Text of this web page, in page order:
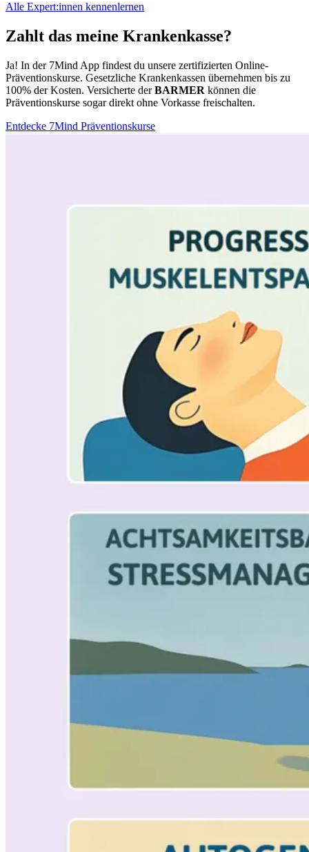
Alle Expert:innen kennenlernen
Zahlt das meine Krankenkasse?
Ja! In der 7Mind App findest du unsere zertifizierten Online-
Präventionskurse. Gesetzliche Krankenkassen übernehmen bis zu
100% der Kosten. Versicherte derBARMER können die
Präventionskurse sogar direkt ohne Vorkasse freischalten.
Entdecke 7Mind Präventionskurse